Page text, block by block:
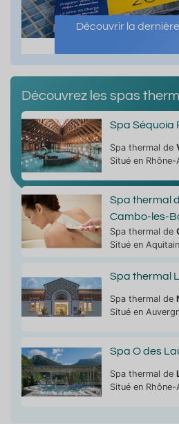
Découvrir la
Découvrez les spas
Spa Séquoia
Spa thermal de
Situé en Rhône-
Spa thermal
Cambo-les-
Spa thermal de
Situé en
Spa thermal
Spa thermal de
Situé en
Spa O des
Spa thermal de
Situé en Rhône-